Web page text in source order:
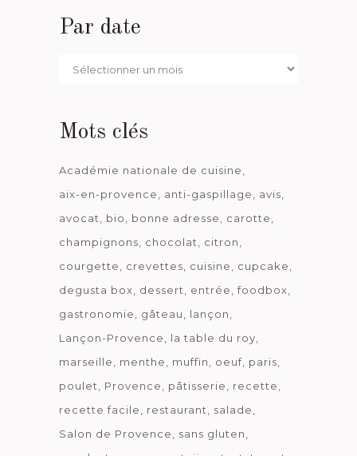
Par date
Par
Mots clés
Académie nationale de cuisine
aix-en-provence
anti-gaspillage
avis
avocat
bio bonne adresse
carotte
champignons
chocolat
citron
courgette
crevettes cuisine
cupcake
degusta box
dessert entrée
foodbox
gastronomie
gâteau
lançon
Lançon-Provence
la table du roy
marseille
menthe muffin oeuf paris
poulet
Provence pâtisserie
recette
recette facile
restaurant
salade
Salon de Provence
sans gluten